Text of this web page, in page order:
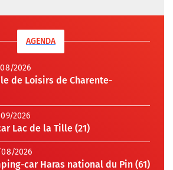
AGENDA
2026
de Loisirs de Charente-
2026
Lac de la Tille (21)
2026
car Haras national du Pin (61)